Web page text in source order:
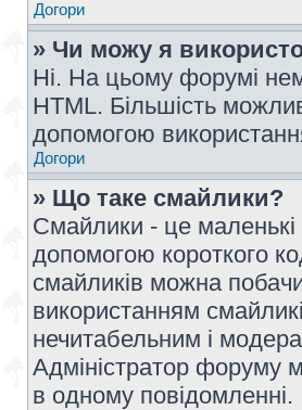
Догори
» Чи можу я
Ні. На цьому форумі
HTML. Більшість
допомогою
Догори
» Що таке смайлики?
Смайлики - це маленькі
допомогою короткого
смайликів можна
використанням
нечитабельним і
Адміністратор форуму
в одному повідомленні.